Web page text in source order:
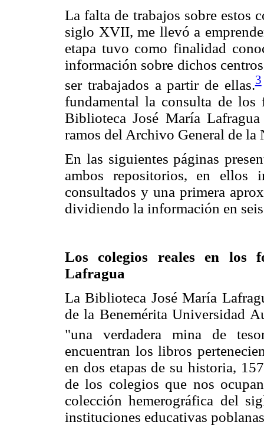
La falta de trabajos sobre estos
siglo XVII, me llevó a
etapa tuvo como finalidad
información sobre dichos
ser trabajados a partir de ellas.3
fundamental la consulta de los
Biblioteca José María
ramos del Archivo General de la
En las siguientes páginas
ambos repositorios, en ellos
consultados y una primera
dividiendo la información en
Los colegios reales en los
Lafragua
La Biblioteca José María
de la Benemérita Universidad
"una verdadera mina de
encuentran los libros
en dos etapas de su historia,
de los colegios que nos
colección hemerográfica del
instituciones educativas